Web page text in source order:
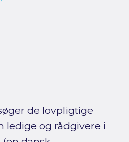
de lovpligtige
ledige og rådgivere i